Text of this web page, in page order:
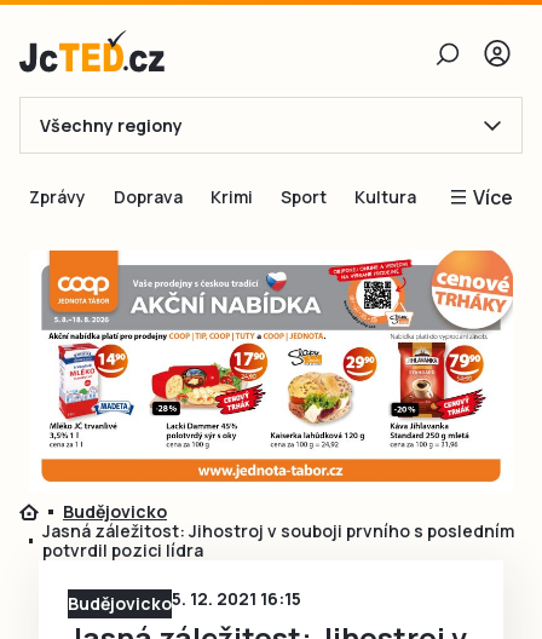
E-mail
Obnovit heslo
Přihlásit se
Přihlásit se přes Facebook
Ještě nemám účet, chci seRegistrovat
Všechny regiony
Zprávy Doprava Krimi Sport Kultura Více
Inspirace
Čtenáři píší
Speciální přílohy
Inzerce
Budějovicko
Jasná záležitost: Jihostroj v souboji prvního s posledním
potvrdil pozici lídra
Budějovicko5. 12. 2021 16:15